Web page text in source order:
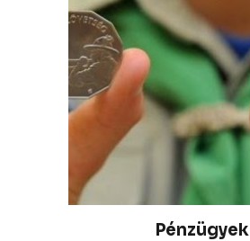
Pénzügyek